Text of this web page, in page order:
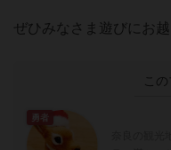
ぜひみなさま遊びにお
こ